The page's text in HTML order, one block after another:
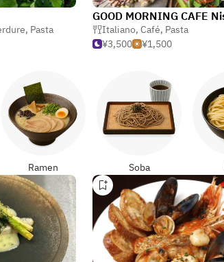
, Pasta
GOOD MORNING CAFE
Italiano, Café, Pasta
¥3,500
¥1,500
Ramen Soba